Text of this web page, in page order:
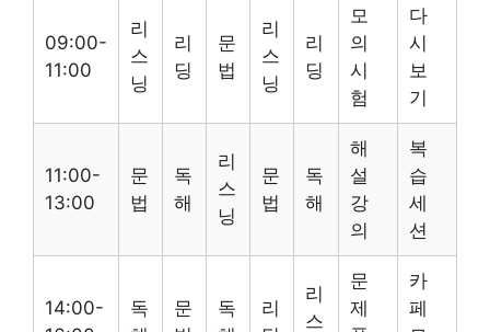
09:00-
11:00
리
스
닝
리
딩
문
법
리
스
닝
리
딩
모
의
시
험
다
시
보
기
11:00-
13:00
문
법
독
해
리
스
닝
문
법
독
해
해
설
강
의
복
습
세
션
14:00-
독
문
독
리
리
스
문
제
카
페